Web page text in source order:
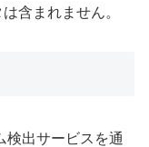
含まれません。
検出サービスを通